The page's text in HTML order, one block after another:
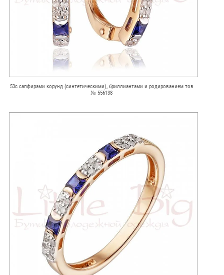
53с сапфирами корунд (синтетическими), бриллиантами и родированием тов
№ 556138